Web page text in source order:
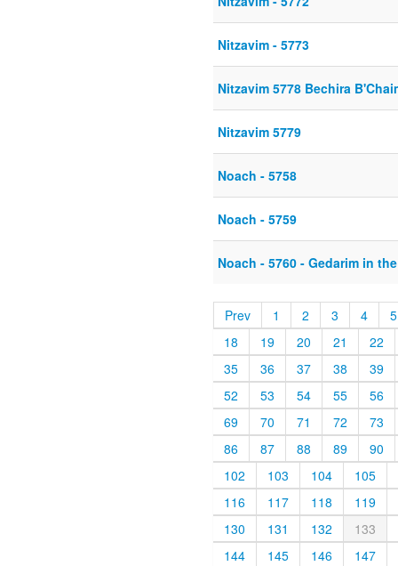
Nitzavim - 5773
Nitzavim 5778 Bechira
Nitzavim 5779
Noach - 5758
Noach - 5759
Noach - 5760 - Gedarim in
Prev 1 2 3 4
5
18
19 20 21
22
35
36 37 38
39
52
53 54 55
56
69
70 71 72
73
86
87 88 89
90
102
103 104
105
116
117 118
119
130
131 132
133
144
145 146
147